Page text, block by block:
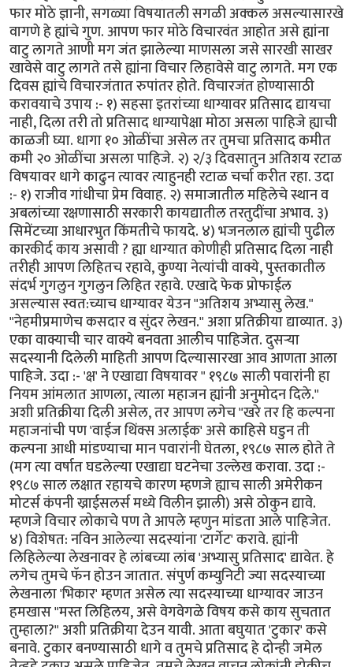
फार मोठे ज्ञानी, सगळ्या विषयातली सगळी अक्कल असल्यासारखे
वागणे हे ह्यांचे गुण. आपण फार मोठे विचारवंत आहोत असे ह्यांना
वाटु लागते आणी मग जंत झालेल्या माणसला जसे सारखी साखर
खावेसे वाटु लागते तसे ह्यांना विचार लिहावेसे वाटु लागते. मग एक
दिवस ह्यांचे विचारजंतात रुपांतर होते. विचारजंत होण्यासाठी
करावयाचे उपाय :- १) सहसा इतरांच्या धाग्यावर प्रतिसाद द्यायचा
नाही, दिला तरी तो प्रतिसाद धाग्यापेक्षा मोठा असला पाहिजे ह्याची
काळजी घ्या. धागा १० ओळींचा असेल तर तुमचा प्रतिसाद कमीत
कमी २० ओळींचा असला पाहिजे. २) २/३ दिवसातुन अतिशय रटाळ
विषयावर धागे काढुन त्यावर त्याहुनही रटाळ चर्चा करीत रहा. उदा
:- १) राजीव गांधीचा प्रेम विवाह. २) समाजातील महिलेचे स्थान व
अबलांच्या रक्षणासाठी सरकारी कायद्यातील तरतुदींचा अभाव. ३)
सिमेंटच्या आधारभुत किंमतीचे फायदे. ४) भजनलाल ह्यांची पुढील
कारकीर्द काय असावी ? ह्या धाग्यात कोणीही प्रतिसाद दिला नाही
तरीही आपण लिहितच रहावे, कुण्या नेत्यांची वाक्ये, पुस्तकातील
संदर्भ गुगलुन गुगलुन लिहित रहावे. एखादे फेक प्रोफाईल
असल्यास स्वत:च्याच धाग्यावर येउन "अतिशय अभ्यासु लेख."
"नेहमीप्रमाणेच कसदार व सुंदर लेखन." अशा प्रतिक्रीया द्याव्यात. ३)
एका वाक्याची चार वाक्ये बनवता आलीच पाहिजेत. दुसर्‍या
सदस्यानी दिलेली माहिती आपण दिल्यासारखा आव आणता आला
पाहिजे. उदा :- 'क्ष' ने एखाद्या विषयावर " १९८७ साली पवारांनी हा
नियम आंमलात आणला, त्याला महाजन ह्यांनी अनुमोदन दिले."
अशी प्रतिक्रीया दिली असेल, तर आपण लगेच "खरे तर हि कल्पना
महाजनांची पण 'वाईज थिंक्स अलाईक' असे काहिसे घडुन ती
कल्पना आधी मांडण्याचा मान पवारांनी घेतला, १९८७ साल होते ते
(मग त्या वर्षात घडलेल्या एखाद्या घटनेचा उल्लेख करावा. उदा :-
१९८७ साल लक्षात रहायचे कारण म्हणजे ह्याच साली अमेरीकन
मोटर्स कंपनी ख्राईसलर्स मध्ये विलीन झाली) असे ठोकुन द्यावे.
म्हणजे विचार लोकाचे पण ते आपले म्हणुन मांडता आले पाहिजेत.
४) विशेषत: नविन आलेल्या सदस्यांना 'टार्गेट' करावे. ह्यांनी
लिहिलेल्या लेखनावर हे लांबच्या लांब 'अभ्यासु प्रतिसाद' द्यावेत. हे
लगेच तुमचे फॅन होउन जातात. संपुर्ण कम्युनिटी ज्या सदस्याच्या
लेखनाला 'भिकार' म्हणत असेल त्या सदस्याच्या धाग्यावर जाउन
हमखास "मस्त लिहिलय, असे वेगवेगळे विषय कसे काय सुचतात
तुम्हाला?" अशी प्रतिक्रीया देउन यावी. आता बघुयात 'टुकार' कसे
बनावे. टुकार बनण्यासाठी धागे व तुमचे प्रतिसाद हे दोन्ही जमेल